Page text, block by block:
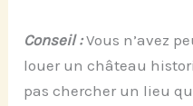
Conseil :Vous n’avez
louer un château
pas chercher un lieu